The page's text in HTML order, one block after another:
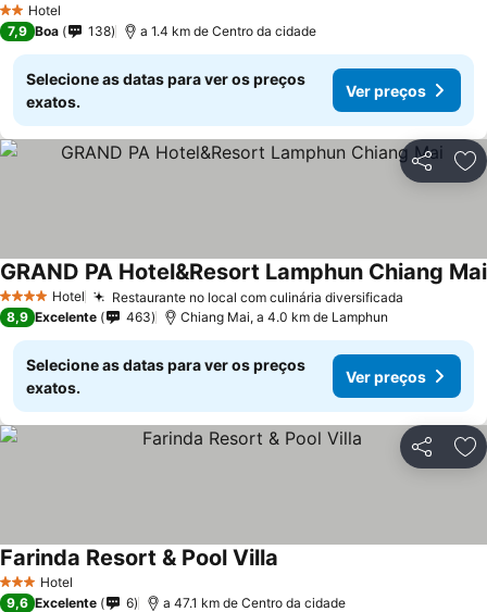
2 Estrelas
Hotel
7,9 Boa 138 a 1.4 km de Centro da cidade
Selecione as datas para ver os preços
exatos.
Ver preços
Partilhar
4 EstrelasHotel Restaurante no local com culinária diversificada
GRAND PA Hotel&Resort Lamphun Chiang Mai
8,9 Excelente 463 Chiang Mai, a 4.0 km de Lamphun
Selecione as datas para ver os preços
exatos.
Ver preços
Partilhar
3 EstrelasHotel
Farinda Resort & Pool Villa
9,6 Excelente 6 a 47.1 km de Centro da cidade